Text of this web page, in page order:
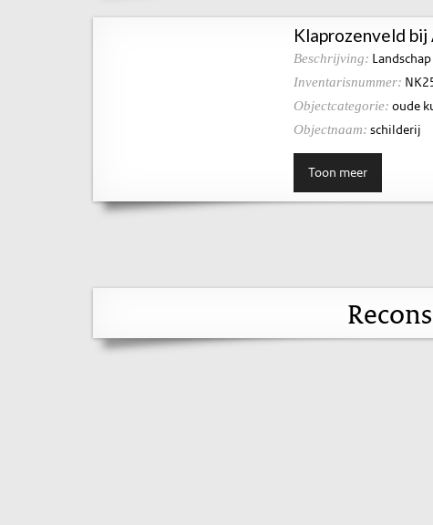
Klaprozenveld
Beschrijving:
Inventarisnummer:
Objectcategorie: oude
Objectnaam: schilderij
Toon meer